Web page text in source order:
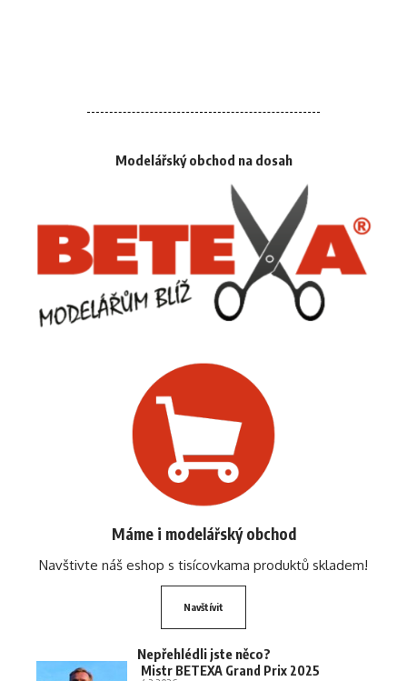
Modelářský obchod na dosah
Máme i modelářský obchod
Navštivte náš eshop s tisícovkama produktů skladem!
Navštívit
Nepřehlédli jste něco?
Mistr BETEXA Grand Prix 2025